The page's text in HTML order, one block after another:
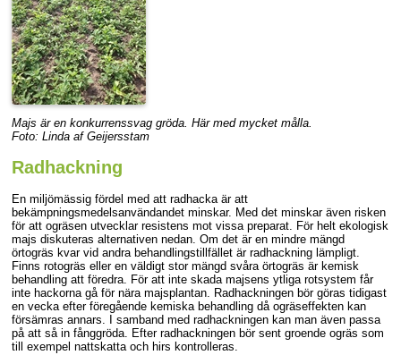
Majs är en konkurrenssvag gröda. Här med mycket målla.
Foto: Linda af Geijersstam
Radhackning
En miljömässig fördel med att radhacka är att
bekämpningsmedelsanvändandet minskar. Med det minskar även risken
för att ogräsen utvecklar resistens mot vissa preparat. För helt ekologisk
majs diskuteras alternativen nedan. Om det är en mindre mängd
örtogräs kvar vid andra behandlingstillfället är radhackning lämpligt.
Finns rotogräs eller en väldigt stor mängd svåra örtogräs är kemisk
behandling att föredra. För att inte skada majsens ytliga rotsystem får
inte hackorna gå för nära majsplantan. Radhackningen bör göras tidigast
en vecka efter föregående kemiska behandling då ogräseffekten kan
försämras annars. I samband med radhackningen kan man även passa
på att så in fånggröda. Efter radhackningen bör sent groende ogräs som
till exempel nattskatta och hirs kontrolleras.